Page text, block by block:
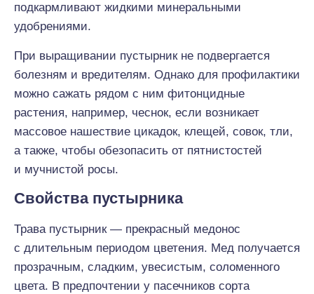
подкармливают жидкими минеральными
удобрениями.
При выращивании пустырник не подвергается
болезням и вредителям. Однако для профилактики
можно сажать рядом с ним фитонцидные
растения, например, чеснок, если возникает
массовое нашествие цикадок, клещей, совок, тли,
а также, чтобы обезопасить от пятнистостей
и мучнистой росы.
Свойства пустырника
Трава пустырник — прекрасный медонос
с длительным периодом цветения. Мед получается
прозрачным, сладким, увесистым, соломенного
цвета. В предпочтении у пасечников сорта